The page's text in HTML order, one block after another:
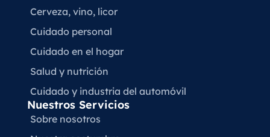
Cerveza, vino, licor
Cuidado personal
Cuidado en el hogar
Salud y nutrición
Cuidado y industria del automóvil
Nuestros Servicios
Sobre nosotros